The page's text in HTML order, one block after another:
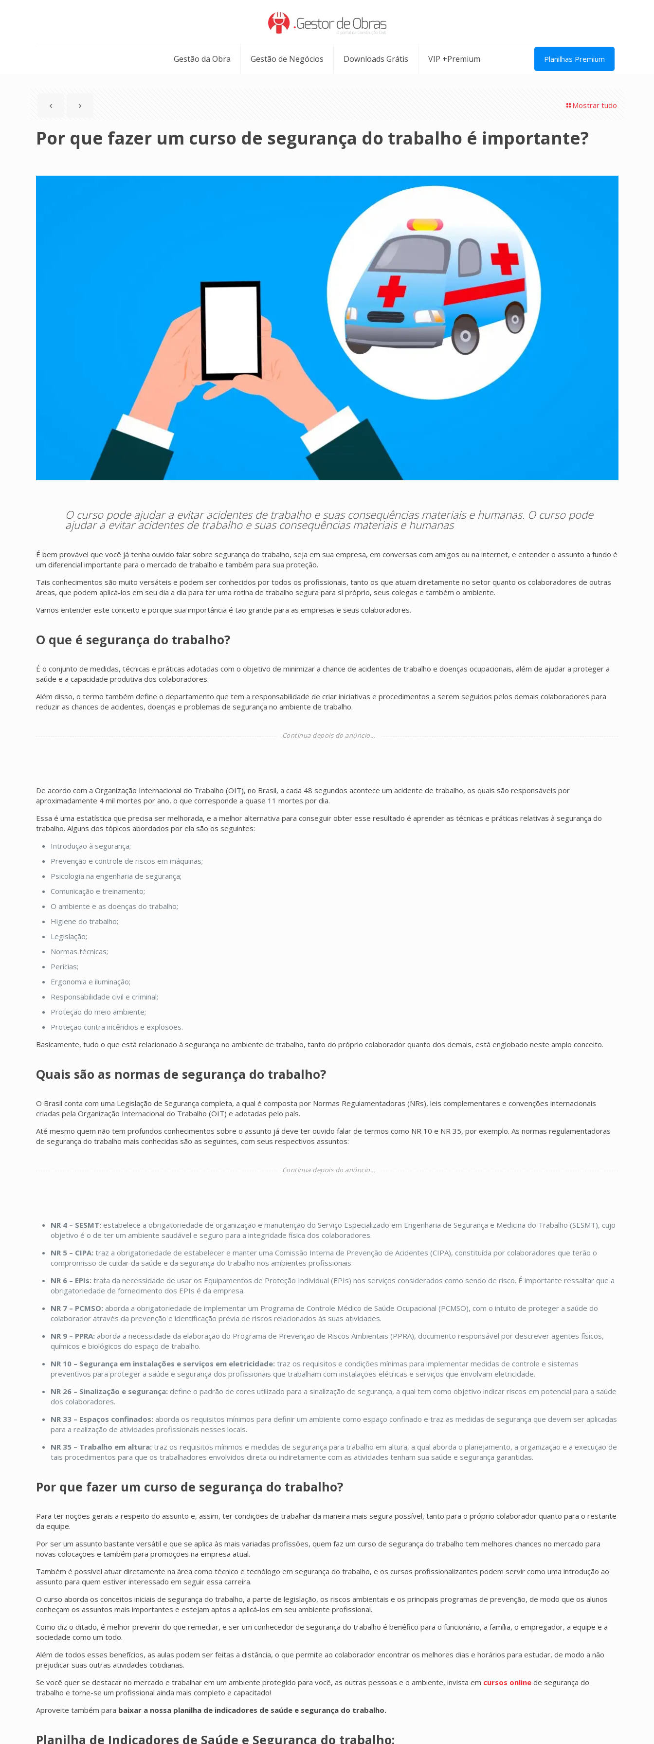
Gestão da Obra Gestão de Negócios Downloads Grátis VIP +Premium Planilhas Premium
Mostrar tudo
Por que fazer um curso de segurança do trabalho é importante?
O curso pode ajudar a evitar acidentes de trabalho e suas consequências materiais e humanas. O curso pode
ajudar a evitar acidentes de trabalho e suas consequências materiais e humanas
É bem provável que você já tenha ouvido falar sobre segurança do trabalho, seja em sua empresa, em conversas com amigos ou na internet, e entender o assunto a fundo é
um diferencial importante para o mercado de trabalho e também para sua proteção.
Tais conhecimentos são muito versáteis e podem ser conhecidos por todos os profissionais, tanto os que atuam diretamente no setor quanto os colaboradores de outras
áreas, que podem aplicá-los em seu dia a dia para ter uma rotina de trabalho segura para si próprio, seus colegas e também o ambiente.
Vamos entender este conceito e porque sua importância é tão grande para as empresas e seus colaboradores.
O que é segurança do trabalho?
É o conjunto de medidas, técnicas e práticas adotadas com o objetivo de minimizar a chance de acidentes de trabalho e doenças ocupacionais, além de ajudar a proteger a
saúde e a capacidade produtiva dos colaboradores.
Além disso, o termo também define o departamento que tem a responsabilidade de criar iniciativas e procedimentos a serem seguidos pelos demais colaboradores para
reduzir as chances de acidentes, doenças e problemas de segurança no ambiente de trabalho.
De acordo com a Organização Internacional do Trabalho (OIT), no Brasil, a cada 48 segundos acontece um acidente de trabalho, os quais são responsáveis por
aproximadamente 4 mil mortes por ano, o que corresponde a quase 11 mortes por dia.
Essa é uma estatística que precisa ser melhorada, e a melhor alternativa para conseguir obter esse resultado é aprender as técnicas e práticas relativas à segurança do
trabalho. Alguns dos tópicos abordados por ela são os seguintes:
Introdução à segurança;
Prevenção e controle de riscos em máquinas;
Psicologia na engenharia de segurança;
Comunicação e treinamento;
O ambiente e as doenças do trabalho;
Higiene do trabalho;
Legislação;
Normas técnicas;
Perícias;
Ergonomia e iluminação;
Responsabilidade civil e criminal;
Proteção do meio ambiente;
Proteção contra incêndios e explosões.
Basicamente, tudo o que está relacionado à segurança no ambiente de trabalho, tanto do próprio colaborador quanto dos demais, está englobado neste amplo conceito.
Quais são as normas de segurança do trabalho?
O Brasil conta com uma Legislação de Segurança completa, a qual é composta por Normas Regulamentadoras (NRs), leis complementares e convenções internacionais
criadas pela Organização Internacional do Trabalho (OIT) e adotadas pelo país.
Até mesmo quem não tem profundos conhecimentos sobre o assunto já deve ter ouvido falar de termos como NR 10 e NR 35, por exemplo. As normas regulamentadoras
de segurança do trabalho mais conhecidas são as seguintes, com seus respectivos assuntos:
NR 4 – SESMT: estabelece a obrigatoriedade de organização e manutenção do Serviço Especializado em Engenharia de Segurança e Medicina do Trabalho (SESMT), cujo
objetivo é o de ter um ambiente saudável e seguro para a integridade física dos colaboradores.
NR 5 – CIPA: traz a obrigatoriedade de estabelecer e manter uma Comissão Interna de Prevenção de Acidentes (CIPA), constituída por colaboradores que terão o
compromisso de cuidar da saúde e da segurança do trabalho nos ambientes profissionais.
NR 6 – EPIs: trata da necessidade de usar os Equipamentos de Proteção Individual (EPIs) nos serviços considerados como sendo de risco. É importante ressaltar que a
obrigatoriedade de fornecimento dos EPIs é da empresa.
NR 7 – PCMSO: aborda a obrigatoriedade de implementar um Programa de Controle Médico de Saúde Ocupacional (PCMSO), com o intuito de proteger a saúde do
colaborador através da prevenção e identificação prévia de riscos relacionados às suas atividades.
NR 9 – PPRA: aborda a necessidade da elaboração do Programa de Prevenção de Riscos Ambientais (PPRA), documento responsável por descrever agentes físicos,
químicos e biológicos do espaço de trabalho.
NR 10 – Segurança em instalações e serviços em eletricidade: traz os requisitos e condições mínimas para implementar medidas de controle e sistemas
preventivos para proteger a saúde e segurança dos profissionais que trabalham com instalações elétricas e serviços que envolvam eletricidade.
NR 26 – Sinalização e segurança: define o padrão de cores utilizado para a sinalização de segurança, a qual tem como objetivo indicar riscos em potencial para a saúde
dos colaboradores.
NR 33 – Espaços confinados: aborda os requisitos mínimos para definir um ambiente como espaço confinado e traz as medidas de segurança que devem ser aplicadas
para a realização de atividades profissionais nesses locais.
NR 35 – Trabalho em altura: traz os requisitos mínimos e medidas de segurança para trabalho em altura, a qual aborda o planejamento, a organização e a execução de
tais procedimentos para que os trabalhadores envolvidos direta ou indiretamente com as atividades tenham sua saúde e segurança garantidas.
Por que fazer um curso de segurança do trabalho?
Para ter noções gerais a respeito do assunto e, assim, ter condições de trabalhar da maneira mais segura possível, tanto para o próprio colaborador quanto para o restante
da equipe.
Por ser um assunto bastante versátil e que se aplica às mais variadas profissões, quem faz um curso de segurança do trabalho tem melhores chances no mercado para
novas colocações e também para promoções na empresa atual.
Também é possível atuar diretamente na área como técnico e tecnólogo em segurança do trabalho, e os cursos profissionalizantes podem servir como uma introdução ao
assunto para quem estiver interessado em seguir essa carreira.
O curso aborda os conceitos iniciais de segurança do trabalho, a parte de legislação, os riscos ambientais e os principais programas de prevenção, de modo que os alunos
conheçam os assuntos mais importantes e estejam aptos a aplicá-los em seu ambiente profissional.
Como diz o ditado, é melhor prevenir do que remediar, e ser um conhecedor de segurança do trabalho é benéfico para o funcionário, a família, o empregador, a equipe e a
sociedade como um todo.
Além de todos esses benefícios, as aulas podem ser feitas a distância, o que permite ao colaborador encontrar os melhores dias e horários para estudar, de modo a não
prejudicar suas outras atividades cotidianas.
Se você quer se destacar no mercado e trabalhar em um ambiente protegido para você, as outras pessoas e o ambiente, invista em cursos onlinede segurança do
trabalho e torne-se um profissional ainda mais completo e capacitado!
Aproveite também para baixar a nossa planilha de indicadores de saúde e segurança do trabalho.
Planilha de Indicadores de Saúde e Segurança do trabalho: